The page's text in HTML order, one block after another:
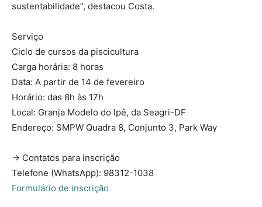
sustentabilidade”, destacou Costa.
Serviço
Ciclo de cursos da piscicultura
Carga horária: 8 horas
Data: A partir de 14 de fevereiro
Horário: das 8h às 17h
Local: Granja Modelo do Ipê, da Seagri-DF
Endereço: SMPW Quadra 8, Conjunto 3, Park Way
→ Contatos para inscrição
Telefone (WhatsApp): 98312-1038
Formulário de inscrição